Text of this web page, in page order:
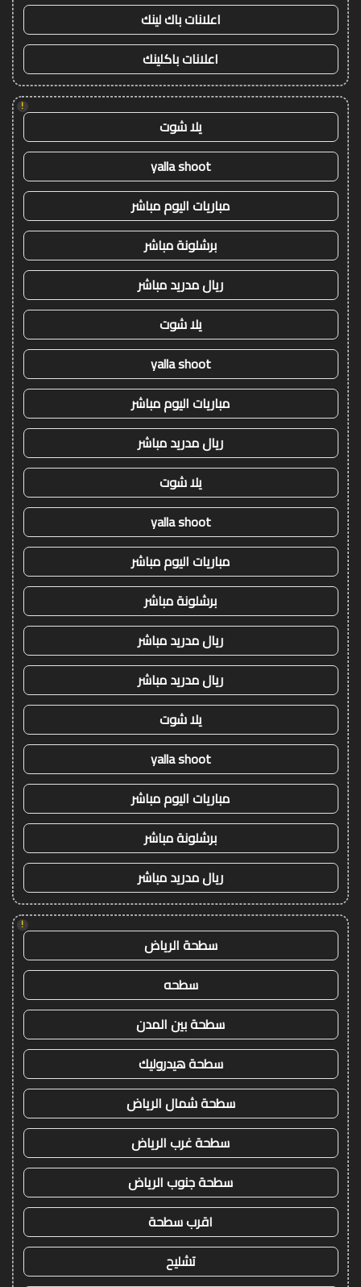
اعلانات باك لينك
اعلانات باكلينك
!
يلا شوت
yalla shoot
مباريات اليوم مباشر
برشلونة مباشر
ريال مدريد مباشر
يلا شوت
yalla shoot
مباريات اليوم مباشر
ريال مدريد مباشر
يلا شوت
yalla shoot
مباريات اليوم مباشر
برشلونة مباشر
ريال مدريد مباشر
ريال مدريد مباشر
يلا شوت
yalla shoot
مباريات اليوم مباشر
برشلونة مباشر
ريال مدريد مباشر
!
سطحة الرياض
سطحه
سطحة بين المدن
سطحة هيدروليك
سطحة شمال الرياض
سطحة غرب الرياض
سطحة جنوب الرياض
اقرب سطحة
تشليح